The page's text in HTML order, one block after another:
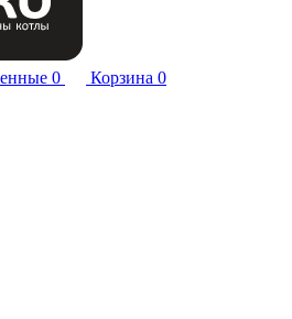
0 Корзина 0